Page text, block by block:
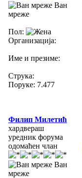
Ван
мреже
Пол:
Организација:
Име и презиме:
Струка:
Поруке: 7.477
Филип Милетић
хардвераш
уредник форума
одомаћен члан
Ван
мреже